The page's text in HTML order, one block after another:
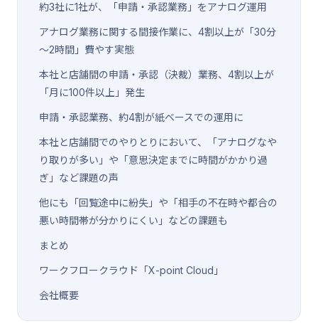
約3社に1社が、「申請・承認業務」をアナログ運用
アナログ業務に関する間接作業に、4割以上が「30分
～2時間」費やす実態
本社と店舗間の申請・承認（決裁）業務、4割以上が
「月に100件以上」発生
申請・承認業務、約4割が紙ベースでの運用に
本社と店舗間でのやりとりにおいて、「アナログなや
り取りが多い」や「意思決定までに時間がかかり過
ぎ」など課題の声
他にも「回覧途中に紛失」や「相手の不在時や都合の
悪い時間帯が分かりにくい」などの課題も
まとめ
ワークフロークラウド「X-point Cloud」
会社概要